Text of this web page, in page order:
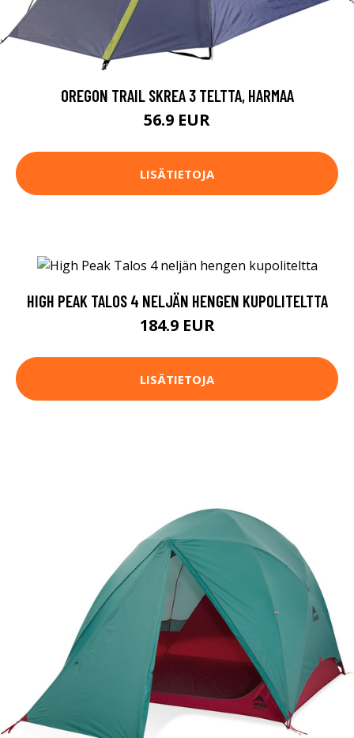
OREGON TRAIL SKREA 3 TELTTA, HARMAA
56.9 EUR
LISÄTIETOJA
HIGH PEAK TALOS 4 NELJÄN HENGEN KUPOLITELTTA
184.9 EUR
LISÄTIETOJA